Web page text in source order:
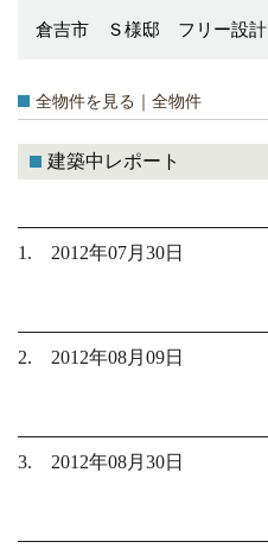
倉吉市 Ｓ様邸 フリー設計
全物件を見る｜全物件
建築中レポート
1. 2012年07月30日
2. 2012年08月09日
3. 2012年08月30日